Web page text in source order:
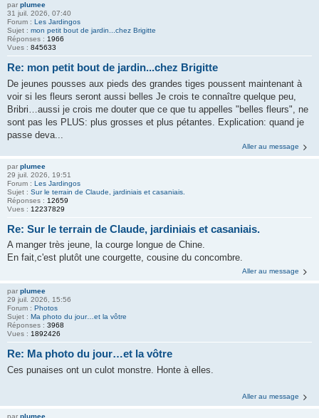
par plumee
31 juil. 2026, 07:40
Forum : Les Jardingos
Sujet : mon petit bout de jardin...chez Brigitte
Réponses : 1966
Vues : 845633
Re: mon petit bout de jardin...chez Brigitte
De jeunes pousses aux pieds des grandes tiges poussent maintenant à
voir si les fleurs seront aussi belles Je crois te connaître quelque peu,
Bribri…aussi je crois me douter que ce que tu appelles "belles fleurs", ne
sont pas les PLUS: plus grosses et plus pétantes. Explication: quand je
passe deva...
Aller au message
par plumee
29 juil. 2026, 19:51
Forum : Les Jardingos
Sujet : Sur le terrain de Claude, jardiniais et casaniais.
Réponses : 12659
Vues : 12237829
Re: Sur le terrain de Claude, jardiniais et casaniais.
A manger très jeune, la courge longue de Chine.
En fait,c'est plutôt une courgette, cousine du concombre.
Aller au message
par plumee
29 juil. 2026, 15:56
Forum : Photos
Sujet : Ma photo du jour…et la vôtre
Réponses : 3968
Vues : 1892426
Re: Ma photo du jour…et la vôtre
Ces punaises ont un culot monstre. Honte à elles.
Aller au message
par plumee